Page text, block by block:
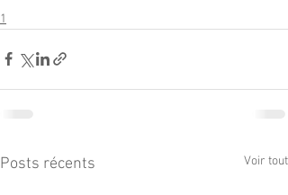
1
Posts récents Voir tout